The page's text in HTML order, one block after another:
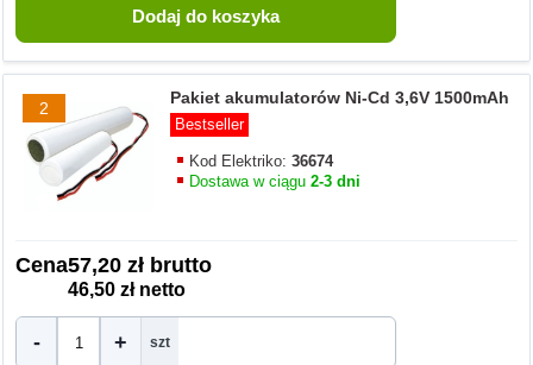
2
Pakiet akumulatorów Ni-Cd 3,6V 1500mAh
Bestseller
Kod Elektriko:36674
Dostawa w ciągu2-3 dni
Cena57,20 zł brutto
46,50 zł netto
- + szt